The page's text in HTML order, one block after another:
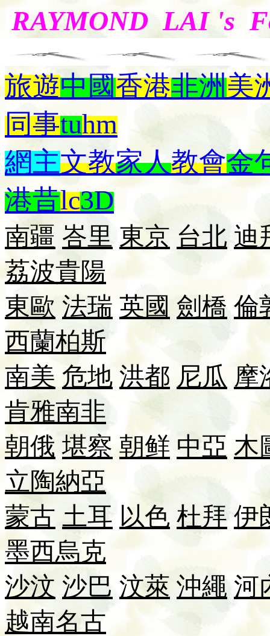
RAYMOND LAI 's
旅遊中國香港非洲美
同事tuhm
網主文教家人教會金
港昔lc3D
南疆 峇里 東京 台北 迪
荔波貴陽
東歐 法瑞 英國 劍橋 倫
西蘭柏斯
南美 危地 洪都 尼瓜 摩
肯雅南非
朝俄 堪察 朝鲜 中亞 木
立陶納亞
蒙古 土耳 以色 杜拜 伊
墨西烏克
沙汶 沙巴 汶萊 沖繩 河
越南名古